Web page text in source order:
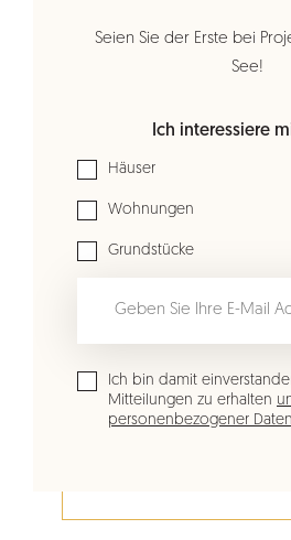
Seien Sie der Erste bei
See!
Ich interessiere
Häuser
Wohnungen
Grundstücke
Ich bin damit
Mitteilungen zu erhalten
personenbezogener Daten